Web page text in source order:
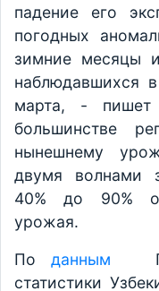
падение его
погодных
зимние месяцы
наблюдавшихся
марта, - пишет
большинстве
нынешнему
двумя волнами
40% до 90%
урожая.
По данным
статистики